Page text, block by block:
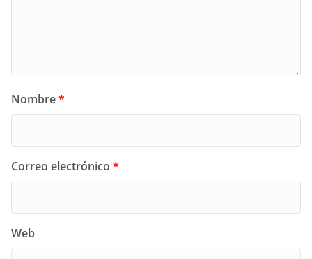
Nombre*
Correo electrónico *
Web